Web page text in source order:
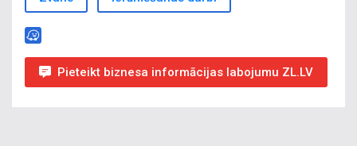
Pieteikt biznesa informācijas labojumu ZL.LV